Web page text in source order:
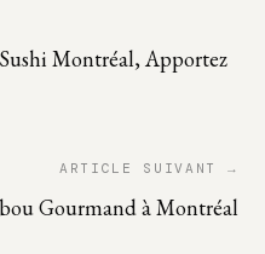
Montréal, Apportez
ARTICLE SUIVANT →
Gourmand à Montréal